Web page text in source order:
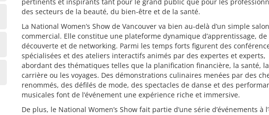
des secteurs de la beauté, du bien-être et de la santé.
La National Women’s Show de Vancouver va bien au-delà d’un simple salon
commercial. Elle constitue une plateforme dynamique d’apprentissage, de
découverte et de networking. Parmi les temps forts figurent des
spécialisées et des ateliers interactifs animés par des expertes et experts,
abordant des thématiques telles que la planification financière, la santé, la
carrière ou les voyages. Des démonstrations culinaires menées par des
renommés, des défilés de mode, des spectacles de danse et des
musicales font de l’événement une expérience riche et immersive.
De plus, le National Women’s Show fait partie d’une série d’événements à